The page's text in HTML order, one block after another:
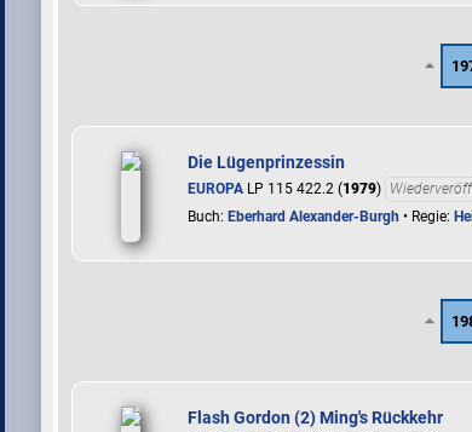
Die Lügenprinzessin
EUROPA LP 115 422.2 (1979) Wiederveröff.
Buch: Eberhard Alexander-Burgh • Regie:
Flash Gordon (2) Ming's Rückkehr